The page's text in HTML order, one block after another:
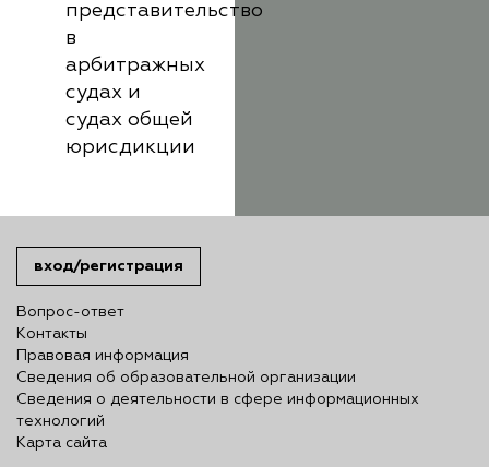
представительство
в
арбитражных
судах и
судах общей
юрисдикции
вход/регистрация
Вопрос-ответ
Контакты
Правовая информация
Сведения об образовательной организации
Сведения о деятельности в сфере информационных
технологий
Карта сайта